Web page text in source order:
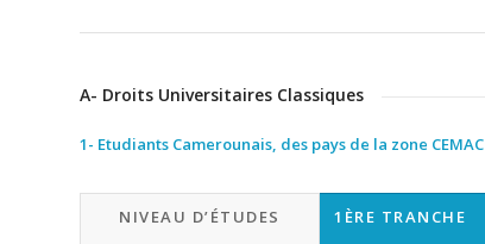
A- Droits Universitaires Classiques
1- Etudiants Camerounais, des pays de la zone
NIVEAU D’ÉTUDES 1ÈRE TRANCHE